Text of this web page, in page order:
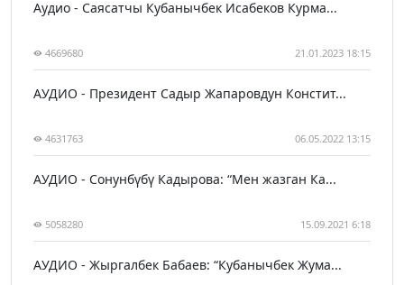
Аудио - Саясатчы Кубанычбек Исабеков Курма...
4669680 21.01.2023 18:15
АУДИО - Президент Садыр Жапаровдун Констит...
4631763 06.05.2022 13:15
АУДИО - Сонунбүбү Кадырова: “Мен жазган Ка...
5058280 15.09.2021 6:18
АУДИО - Жыргалбек Бабаев: “Кубанычбек Жума...